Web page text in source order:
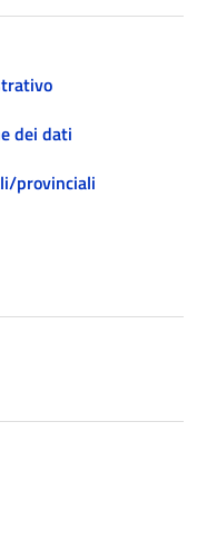
dei dati
provinciali